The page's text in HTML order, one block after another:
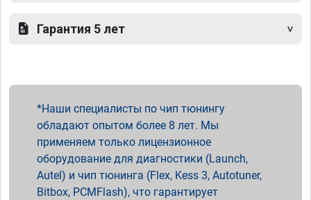
Гарантия 5 лет
Наши специалисты по чип тюнингу
обладают опытом более 8 лет. Мы
применяем только лицензионное
оборудование для диагностики (Launch,
Autel) и чип тюнинга (Flex, Kess 3, Autotuner,
Bitbox, PCMFlash), что гарантирует